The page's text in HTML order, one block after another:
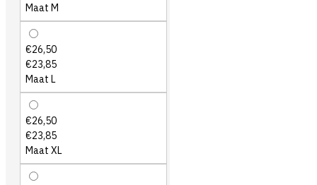
Maat M
€26,50
€23,85
Maat L
€26,50
€23,85
Maat XL